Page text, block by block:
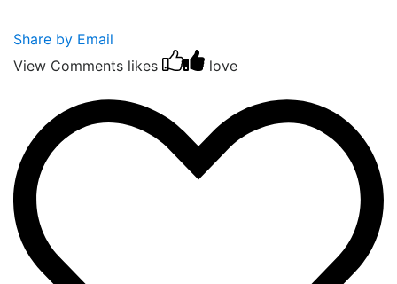
Share by Email
View Comments likes love